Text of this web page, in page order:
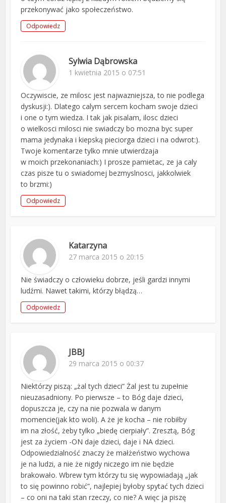
przekonywać jako społeczeństwo.
Odpowiedz
Sylwia Dąbrowska
1 kwietnia 2015 o 07:51
Oczywiscie, ze milosc jest najwazniejsza, to nie podlega
dyskusji:). Dlatego calym sercem kocham swoje dzieci
i one o tym wiedza. I tak jak pisalam, ilosc dzieci
o wielkosci milosci nie swiadczy bo mozna byc super
mama jedynaka i kiepską pieciorga dzieci i na odwrot:).
Twoje komentarze tylko mnie utwierdzaja
w moich przekonaniach:) I prosze pamietac, ze ja caly
czas pisze tu o swiadomej bezmyslnosci, jakkolwiek
to brzmi:)
Odpowiedz
Katarzyna
27 marca 2015 o 20:15
Nie świadczy o człowieku dobrze, jeśli gardzi innymi
ludźmi. Nawet takimi, którzy błądzą…
Odpowiedz
JBBJ
29 marca 2015 o 00:37
Niektórzy piszą: „żal tych dzieci” Żal jest tu zupełnie
nieuzasadniony. Po pierwsze – to Bóg daje dzieci,
dopuszcza je, czy na nie pozwala w danym
momencie(jak kto woli). A że je kocha – nie robiłby
im na złość, żeby tylko „biedę cierpiały”. Zresztą, Bóg
jest za życiem -ON daje dzieci, daje i NA dzieci.
Odpowiedzialność znaczy że małżeństwo wychowa
je na ludzi, a nie że nigdy niczego im nie będzie
brakowało. Wbrew tym którzy tu się wypowiadają „jak
to się powinno robić”, najlepiej byłoby spytać tych dzieci
– co oni na taki stan rzeczy, co nie? A więc ja piszę